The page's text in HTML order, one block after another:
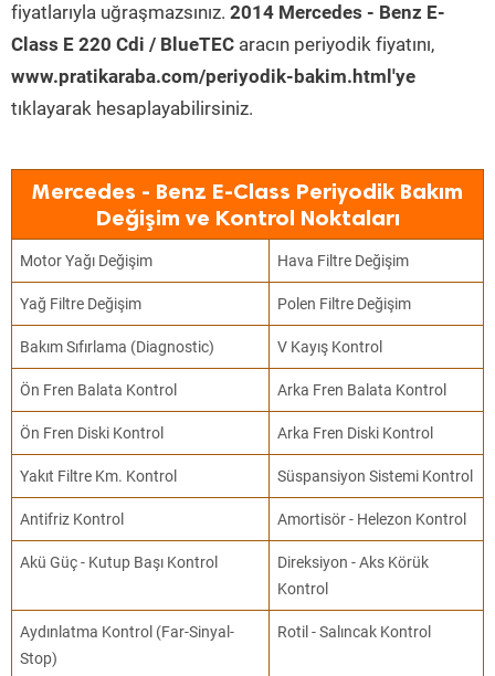
fiyatlarıyla uğraşmazsınız. 2014 Mercedes - Benz E-
Class E 220 Cdi / BlueTEC aracın periyodik fiyatını,
www.pratikaraba.com/periyodik-bakim.html'ye
tıklayarak hesaplayabilirsiniz.
Mercedes - Benz E-Class Periyodik Bakım
Değişim ve Kontrol Noktaları
Motor Yağı Değişim Hava Filtre Değişim
Yağ Filtre Değişim Polen Filtre Değişim
Bakım Sıfırlama (Diagnostic) V Kayış Kontrol
Ön Fren Balata Kontrol Arka Fren Balata Kontrol
Ön Fren Diski Kontrol Arka Fren Diski Kontrol
Yakıt Filtre Km. Kontrol Süspansiyon Sistemi Kontrol
Antifriz Kontrol Amortisör - Helezon Kontrol
Akü Güç - Kutup Başı Kontrol
Direksiyon - Aks Körük
Kontrol
Aydınlatma Kontrol (Far-Sinyal-
Stop)
Rotil - Salıncak Kontrol